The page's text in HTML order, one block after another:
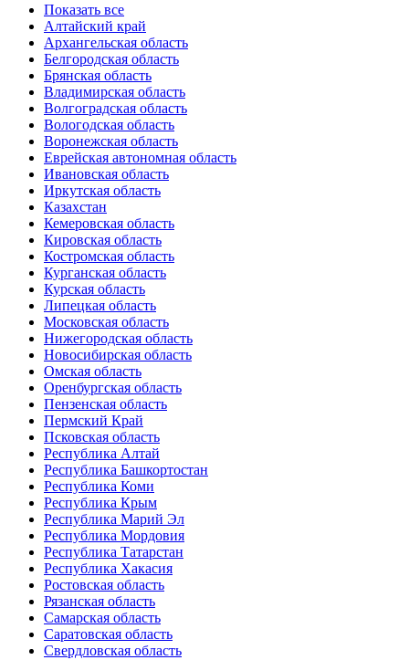
Показать все
Алтайский край
Архангельская область
Белгородская область
Брянская область
Владимирская область
Волгоградская область
Вологодская область
Воронежская область
Еврейская автономная область
Ивановская область
Иркутская область
Казахстан
Кемеровская область
Кировская область
Костромская область
Курганская область
Курская область
Липецкая область
Московская область
Нижегородская область
Новосибирская область
Омская область
Оренбургская область
Пензенская область
Пермский Край
Псковская область
Республика Алтай
Республика Башкортостан
Республика Коми
Республика Крым
Республика Марий Эл
Республика Мордовия
Республика Татарстан
Республика Хакасия
Ростовская область
Рязанская область
Самарская область
Саратовская область
Свердловская область